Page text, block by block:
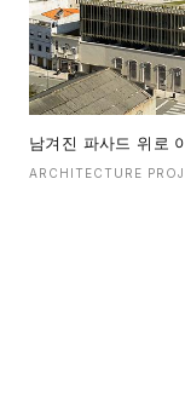
남겨진 파사드 위로
ARCHITECTURE